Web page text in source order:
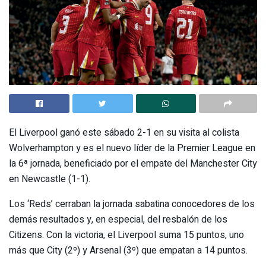
El Liverpool ganó este sábado 2-1 en su visita al colista
Wolverhampton y es el nuevo líder de la Premier League en
la 6ª jornada, beneficiado por el empate del Manchester City
en Newcastle (1-1).
Los ‘Reds’ cerraban la jornada sabatina conocedores de los
demás resultados y, en especial, del resbalón de los
Citizens. Con la victoria, el Liverpool suma 15 puntos, uno
más que City (2º) y Arsenal (3º) que empatan a 14 puntos.